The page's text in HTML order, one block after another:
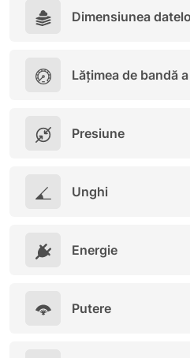
Dimensiunea
Lățimea de bandă
Presiune
Unghi
Energie
Putere